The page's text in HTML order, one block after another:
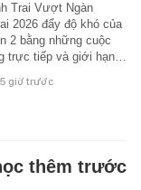
Trai Vượt Ngàn
2026 đẩy độ khó của
2 bằng những cuộc
trực tiếp và giới hạn…
5 giờ trước
thêm trước